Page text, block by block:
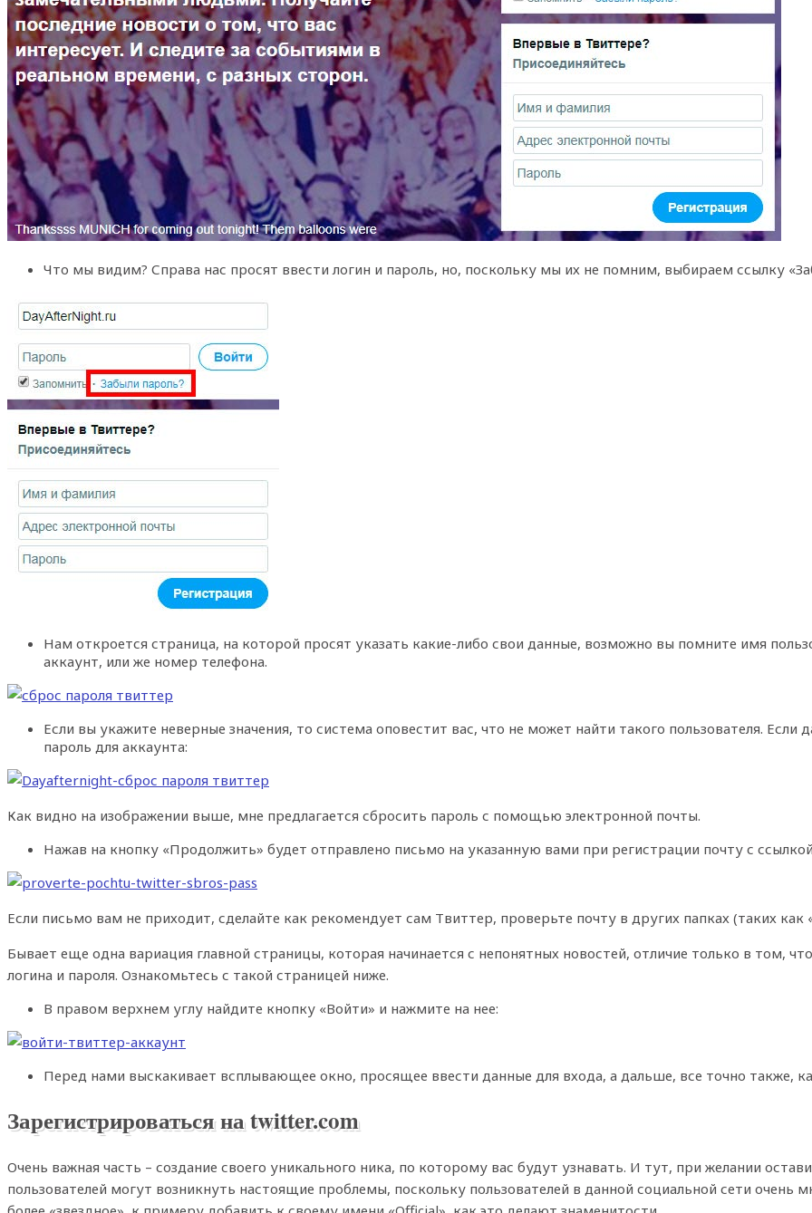
Что мы видим? Справа нас просят ввести логин и пароль, но, поскольку мы их не помним, выбираем ссылку
Нам откроется страница, на которой просят указать какие-либо свои данные, возможно вы помните имя
аккаунт, или же номер телефона.
Если вы укажите неверные значения, то система оповестит вас, что не может найти такого пользователя.
пароль для аккаунта:
Как видно на изображении выше, мне предлагается сбросить пароль с помощью электронной почты.
Нажав на кнопку «Продолжить» будет отправлено письмо на указанную вами при регистрации почту с
Если письмо вам не приходит, сделайте как рекомендует сам Твиттер, проверьте почту в других папках (таких как
Бывает еще одна вариация главной страницы, которая начинается с непонятных новостей, отличие только в том,
логина и пароля. Ознакомьтесь с такой страницей ниже.
В правом верхнем углу найдите кнопку «Войти» и нажмите на нее:
Перед нами выскакивает всплывающее окно, просящее ввести данные для входа, а дальше, все точно также,
Зарегистрироваться на twitter.com
Очень важная часть – создание своего уникального ника, по которому вас будут узнавать. И тут, при желании
пользователей могут возникнуть настоящие проблемы, поскольку пользователей в данной социальной сети